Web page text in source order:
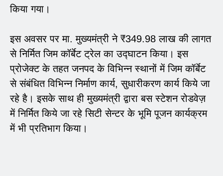
किया गया।
इस अवसर पर मा. मुख्यमंत्री ने ₹349.98 लाख की लागत
से निर्मित जिम कॉर्बेट ट्रेल का उद्घाटन किया। इस
प्रोजेक्ट के तहत जनपद के विभिन्न स्थानों में जिम कॉर्बेट
से संबंधित विभिन्न निर्माण कार्य, सुधारीकरण कार्य किये जा
रहे है। इसके साथ ही मुख्यमंत्री द्वारा बस स्टेशन रोडवेज़
में निर्मित किये जा रहे सिटी सेन्टर के भूमि पूजन कार्यक्रम
में भी प्रतिभाग किया।